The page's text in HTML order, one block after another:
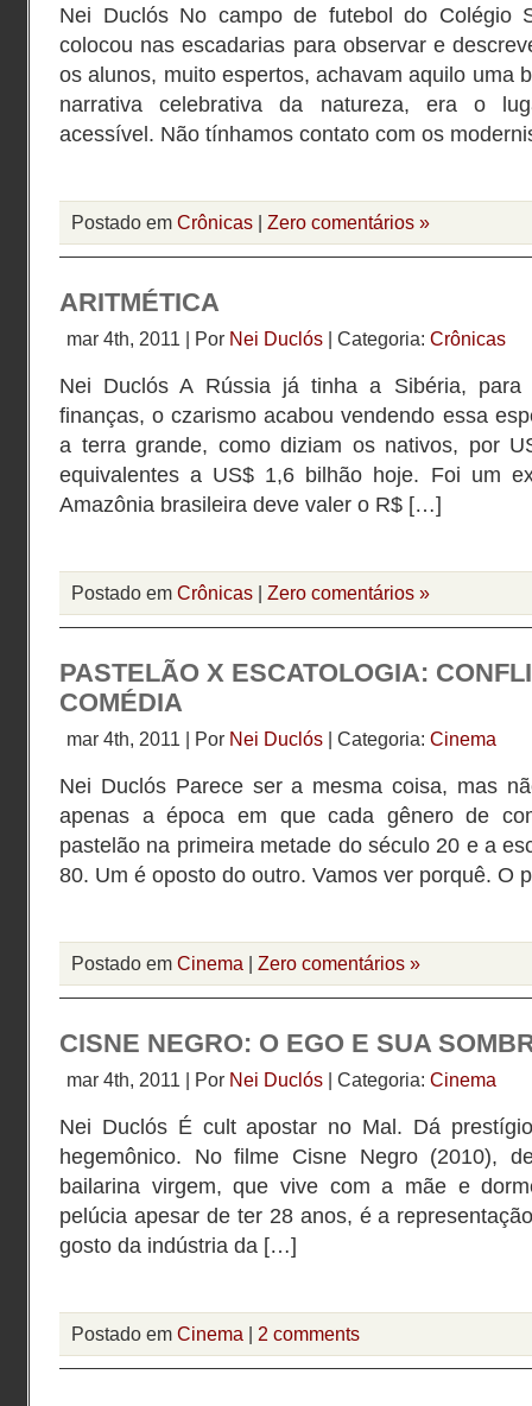
Nei Duclós No campo de futebol do Colégio
colocou nas escadarias para observar e
os alunos, muito espertos, achavam aquilo uma
narrativa celebrativa da natureza, era o
acessível. Não tínhamos contato com os
Postado em Crônicas | Zero comentários »
ARITMÉTICA
mar 4th, 2011 | Por Nei Duclós | Categoria: Crônicas
Nei Duclós A Rússia já tinha a Sibéria,
finanças, o czarismo acabou vendendo essa
a terra grande, como diziam os nativos, por
equivalentes a US$ 1,6 bilhão hoje. Foi um
Amazônia brasileira deve valer o R$ […]
Postado em Crônicas | Zero comentários »
PASTELÃO X ESCATOLOGIA:
COMÉDIA
mar 4th, 2011 | Por Nei Duclós | Categoria: Cinema
Nei Duclós Parece ser a mesma coisa, mas
apenas a época em que cada gênero de
pastelão na primeira metade do século 20 e a
80. Um é oposto do outro. Vamos ver porquê. O
Postado em Cinema | Zero comentários »
CISNE NEGRO: O EGO E SUA
mar 4th, 2011 | Por Nei Duclós | Categoria: Cinema
Nei Duclós É cult apostar no Mal. Dá
hegemônico. No filme Cisne Negro (2010),
bailarina virgem, que vive com a mãe e
pelúcia apesar de ter 28 anos, é a
gosto da indústria da […]
Postado em Cinema | 2 comments